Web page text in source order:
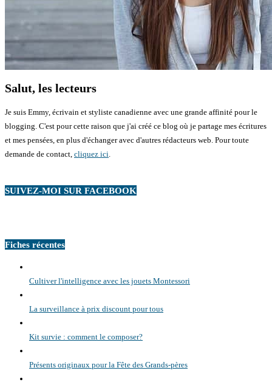
Salut, les lecteurs
Je suis Emmy, écrivain et styliste canadienne avec une grande affinité pour le
blogging. C'est pour cette raison que j'ai créé ce blog où je partage mes écritures
et mes pensées, en plus d'échanger avec d'autres rédacteurs web. Pour toute
demande de contact, cliquez ici.
SUIVEZ-MOI SUR FACEBOOK
Fiches récentes
Cultiver l'intelligence avec les jouets Montessori
La surveillance à prix discount pour tous
Kit survie : comment le composer?
Présents originaux pour la Fête des Grands-pères